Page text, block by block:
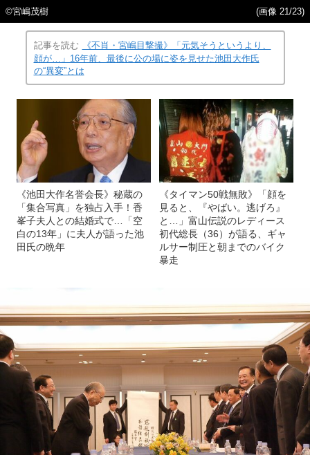
©宮嶋茂樹 (画像 21/23)
記事を読む
《不肖・宮嶋目撃撮》「元気そうというより、
顔が…」16年前、最後に公の場に姿を見せた池田大作氏
の“異変”とは
《池田大作名誉会長》秘蔵の
「集合写真」を独占入手！香
峯子夫人との結婚式で…「空
白の13年」に夫人が語った池
田氏の晩年
《タイマン50戦無敗》「顔を
見ると、『やばい。逃げろ』
と…」富山伝説のレディース
初代総長（36）が語る、ギャ
ルサー制圧と朝までのバイク
暴走